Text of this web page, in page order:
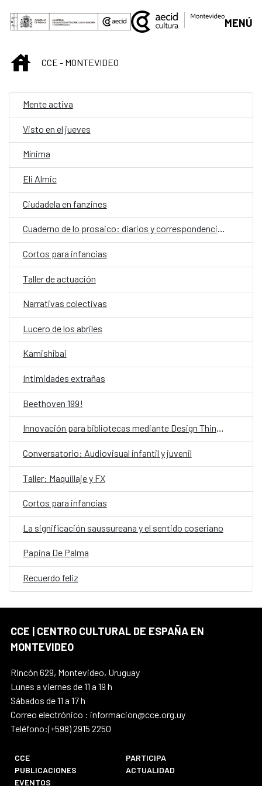
Saltar al contenido principal
MENÚ
INICIOCCE - MONTEVIDEO
Mente activa
Visto en el jueves
Mínima
Eli Almic
Ciudadela en fanzines
Cuaderno de lo prosaico: diarios y correspondencias
Cortos para infancias
Taller de actuación
Narrativas colectivas
Lucero de los abriles
Kamishibai
Intimidades extrañas
Beethoven 199!
Innovación para bibliotecas mediante Design Thinking asistido por IA
Conversatorio: Audiovisual infantil y juvenil
Taller: Maquillaje y FX
Cortos para infancias
La significación saussureana y el sentido coseriano
Papina De Palma
Recuerdo feliz
CCE | CENTRO CULTURAL DE ESPAÑA EN
MONTEVIDEO
Rincón 629, Montevideo, Uruguay
Lunes a viernes de 11 a 19 h
Sábados de 11 a 17 h
Correo electrónico : informacion@cce.org.uy
Teléfono:(+598) 2915 2250
CCE
PARTICIPA
PUBLICACIONES
ACTUALIDAD
EVENTOS